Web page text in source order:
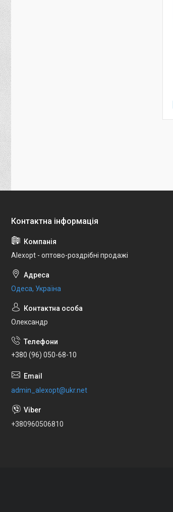
Alexopt - оптово-роздрібні продажі
Одеса, Україна
Олександр
+380 (96) 050-68-10
admin_alexopt@ukr.net
+380960506810